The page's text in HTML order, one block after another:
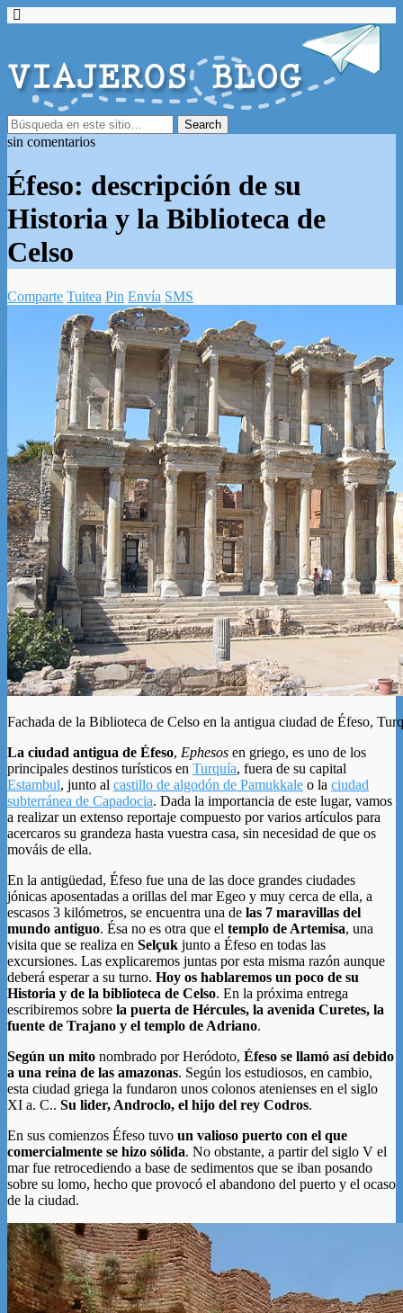
sin comentarios
Éfeso: descripción de su
Historia y la Biblioteca de
Celso
Comparte Tuitea Pin Envía SMS
Fachada de la Biblioteca de Celso en la antigua ciudad de Éfeso,
La ciudad antigua de Éfeso, Ephesos en griego, es uno de los
principales destinos turísticos en Turquía, fuera de su capital
Estambul, junto al castillo de algodón de Pamukkale o la ciudad
subterránea de Capadocia. Dada la importancia de este lugar, vamos
a realizar un extenso reportaje compuesto por varios artículos para
acercaros su grandeza hasta vuestra casa, sin necesidad de que os
mováis de ella.
En la antigüedad, Éfeso fue una de las doce grandes ciudades
jónicas aposentadas a orillas del mar Egeo y muy cerca de ella, a
escasos 3 kilómetros, se encuentra una de las 7 maravillas del
mundo antiguo. Ésa no es otra que el templo de Artemisa, una
visita que se realiza en Selçuk junto a Éfeso en todas las
excursiones. Las explicaremos juntas por esta misma razón aunque
deberá esperar a su turno. Hoy os hablaremos un poco de su
Historia y de la biblioteca de Celso. En la próxima entrega
escribiremos sobre la puerta de Hércules, la avenida Curetes, la
fuente de Trajano y el templo de Adriano.
Según un mito nombrado por Heródoto, Éfeso se llamó así debido
a una reina de las amazonas. Según los estudiosos, en cambio,
esta ciudad griega la fundaron unos colonos atenienses en el siglo
XI a. C.. Su lider, Androclo, el hijo del rey Codros.
En sus comienzos Éfeso tuvo un valioso puerto con el que
comercialmente se hizo sólida. No obstante, a partir del siglo V el
mar fue retrocediendo a base de sedimentos que se iban posando
sobre su lomo, hecho que provocó el abandono del puerto y el ocaso
de la ciudad.